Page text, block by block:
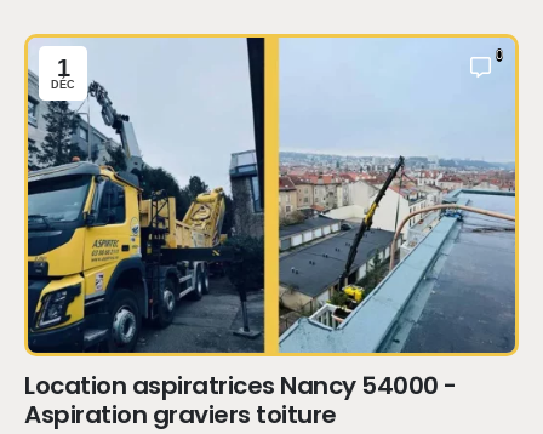
1
DÉC
0
Location aspiratrices Nancy 54000 -
Aspiration graviers toiture